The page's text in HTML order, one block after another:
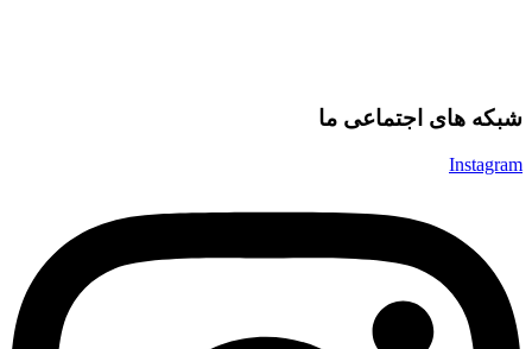
شبکه های اجتماعی ما
Instagram